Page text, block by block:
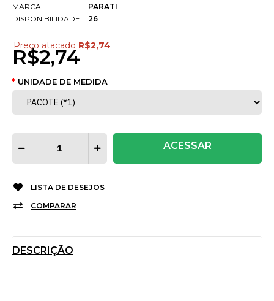
MARCA:
DISPONIBILIDADE:
PARATI
26
Preço atacado R$2,74
R$2,74
UNIDADE DE MEDIDA
ACESSAR
LISTA DE DESEJOS
COMPARAR
DESCRIÇÃO